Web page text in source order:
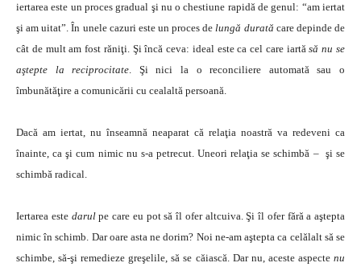
iertarea este un proces gradual şi nu o chestiune rapidă de genul: “am iertat
şi am uitat”. În unele cazuri este un proces delungă durată care depinde de
cât de mult am fost răniţi. Şi încă ceva: ideal este ca cel care iartăsă nu se
aştepte la reciprocitate. Şi nici la o reconciliere automată sau o
îmbunătăţire a comunicării cu cealaltă persoană.
Dacă am iertat, nu înseamnă neaparat că relaţia noastră va redeveni ca
înainte, ca şi cum nimic nu s-a petrecut. Uneori relaţia se schimbă – şi se
schimbă radical.
Iertarea este darulpe care eu pot să îl ofer altcuiva. Şi îl ofer fără a aştepta
nimic în schimb. Dar oare asta ne dorim? Noi ne-am aştepta ca celălalt să se
schimbe, să-şi remedieze greşelile, să se căiască. Dar nu, aceste aspecte nu